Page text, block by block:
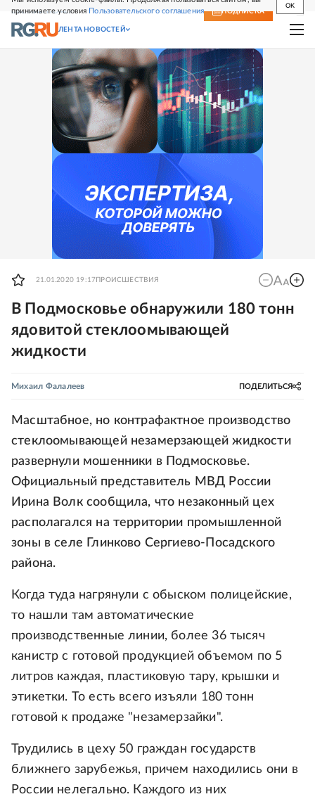
принимаете условия Пользовательского соглашения
OK
СВЕЖИЙ НОМЕР ПОДПИСКА
ЛЕНТА НОВОСТЕЙ
21.01.2020 19:17 ПРОИСШЕСТВИЯ
В Подмосковье обнаружили 180 тонн
ядовитой стеклоомывающей
жидкости
Михаил Фалалеев ПОДЕЛИТЬСЯ
Масштабное, но контрафактное производство
стеклоомывающей незамерзающей жидкости
развернули мошенники в Подмосковье.
Официальный представитель МВД России
Ирина Волк сообщила, что незаконный цех
располагался на территории промышленной
зоны в селе Глинково Сергиево-Посадского
района.
Когда туда нагрянули с обыском полицейские,
то нашли там автоматические
производственные линии, более 36 тысяч
канистр с готовой продукцией объемом по 5
литров каждая, пластиковую тару, крышки и
этикетки. То есть всего изъяли 180 тонн
готовой к продаже "незамерзайки".
Трудились в цеху 50 граждан государств
ближнего зарубежья, причем находились они в
России нелегально. Каждого из них